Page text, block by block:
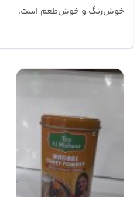
خوش‌رنگ و خوش‌طعم است.